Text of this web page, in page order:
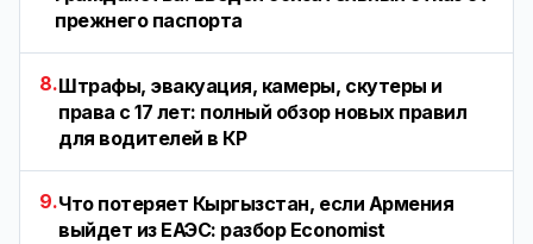
прежнего паспорта
8.Штрафы, эвакуация, камеры, скутеры и
права с 17 лет: полный обзор новых правил
для водителей в КР
9.Что потеряет Кыргызстан, если Армения
выйдет из ЕАЭС: разбор Economist